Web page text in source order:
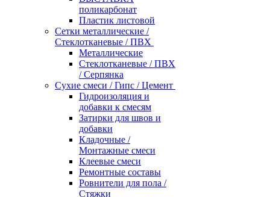
поликарбонат
Пластик листовой
Сетки металлические /
Стеклотканевые / ПВХ
Металлические
Стеклотканевые / ПВХ
/ Серпянка
Сухие смеси / Гипс / Цемент
Гидроизоляция и
добавки к смесям
Затирки для швов и
добавки
Кладочные /
Монтажные смеси
Клеевые смеси
Ремонтные составы
Ровнители для пола /
Стяжки